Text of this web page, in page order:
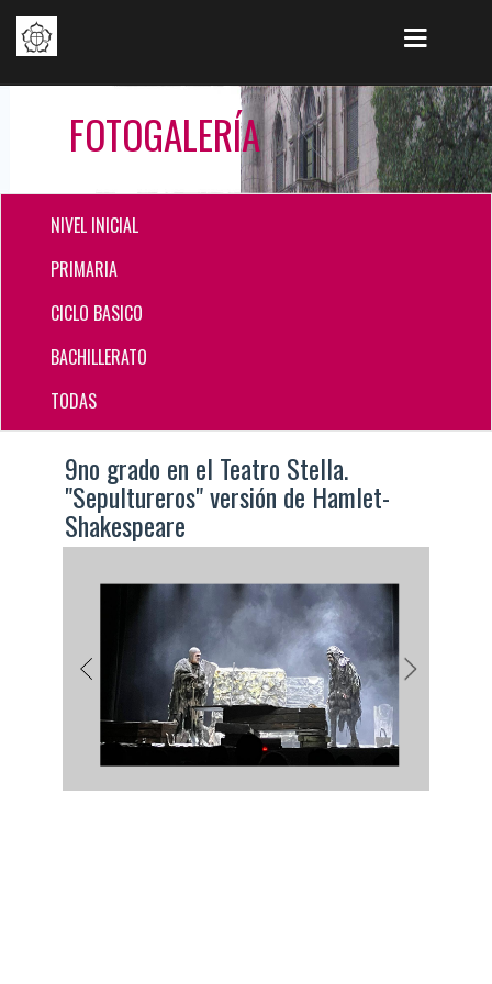
FOTOGALERÍA
NIVEL INICIAL
PRIMARIA
CICLO BASICO
BACHILLERATO
TODAS
9no grado en el Teatro Stella.
"Sepultureros" versión de Hamlet-
Shakespeare